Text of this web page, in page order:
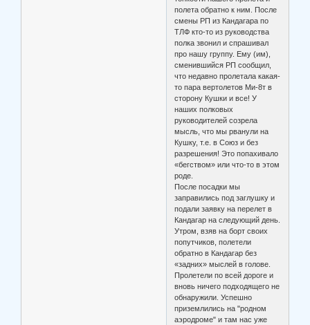
полета обратно к ним. После
смены РП из Кандагара по
ТЛФ кто-то из руководства
полка звонил и спрашивал
про нашу группу. Ему (им),
сменившийся РП сообщил,
что недавно пролетала какая-
то пара вертолетов Ми-8т в
сторону Кушки и все! У
наших полковых
руководителей созрела
мысль, что мы рванули на
Кушку, т.е. в Союз и без
разрешения! Это попахивало
«бегством» или что-то в этом
роде.
После посадки мы
заправились под заглушку и
подали заявку на перелет в
Кандагар на следующий день.
Утром, взяв на борт своих
попутчиков, полетели
обратно в Кандагар без
«задних» мыслей в голове.
Пролетели по всей дороге и
вновь ничего подходящего не
обнаружили. Успешно
приземлились на "родном
аэродроме" и там нас уже